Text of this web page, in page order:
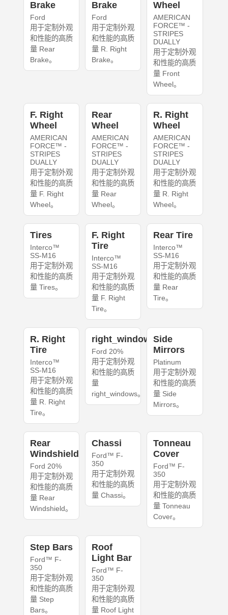
Brake
Ford
用于定制外观
和性能的高质
量 Rear
Brake。
Brake
Ford
用于定制外观
和性能的高质
量 R. Right
Brake。
Wheel
AMERICAN
FORCE™ -
STRIPES
DUALLY
用于定制外观
和性能的高质
量 Front
Wheel。
F. Right
Wheel
AMERICAN
FORCE™ -
STRIPES
DUALLY
用于定制外观
和性能的高质
量 F. Right
Wheel。
Rear
Wheel
AMERICAN
FORCE™ -
STRIPES
DUALLY
用于定制外观
和性能的高质
量 Rear
Wheel。
R. Right
Wheel
AMERICAN
FORCE™ -
STRIPES
DUALLY
用于定制外观
和性能的高质
量 R. Right
Wheel。
Tires
Interco™
SS-M16
用于定制外观
和性能的高质
量 Tires。
F. Right
Tire
Interco™
SS-M16
用于定制外观
和性能的高质
量 F. Right
Tire。
Rear Tire
Interco™
SS-M16
用于定制外观
和性能的高质
量 Rear
Tire。
R. Right
Tire
Interco™
SS-M16
用于定制外观
和性能的高质
量 R. Right
Tire。
right_windows
Ford 20%
用于定制外观
和性能的高质
量
right_windows。
Side
Mirrors
Platinum
用于定制外观
和性能的高质
量 Side
Mirrors。
Rear
Windshield
Ford 20%
用于定制外观
和性能的高质
量 Rear
Windshield。
Chassi
Ford™ F-
350
用于定制外观
和性能的高质
量 Chassi。
Tonneau
Cover
Ford™ F-
350
用于定制外观
和性能的高质
量 Tonneau
Cover。
Step Bars
Ford™ F-
350
用于定制外观
和性能的高质
量 Step
Bars。
Roof
Light Bar
Ford™ F-
350
用于定制外观
和性能的高质
量 Roof Light